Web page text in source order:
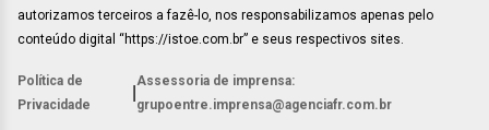
autorizamos terceiros a fazê-lo, nos responsabilizamos apenas pelo
conteúdo digital “https://istoe.com.br” e seus respectivos sites.
Política de
Privacidade
Assessoria de imprensa:
grupoentre.imprensa@agenciafr.com.br